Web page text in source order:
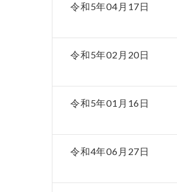
令和5年04月17日
令和5年02月20日
令和5年01月16日
令和4年06月27日